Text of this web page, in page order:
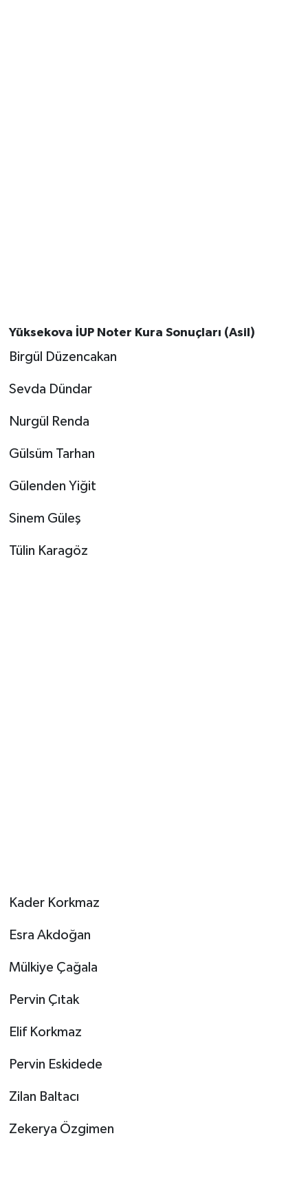
Yüksekova İUP Noter Kura Sonuçları (Asil)
Birgül Düzencakan
Sevda Dündar
Nurgül Renda
Gülsüm Tarhan
Gülenden Yiğit
Sinem Güleş
Tülin Karagöz
Kader Korkmaz
Esra Akdoğan
Mülkiye Çağala
Pervin Çıtak
Elif Korkmaz
Pervin Eskidede
Zilan Baltacı
Zekerya Özgimen